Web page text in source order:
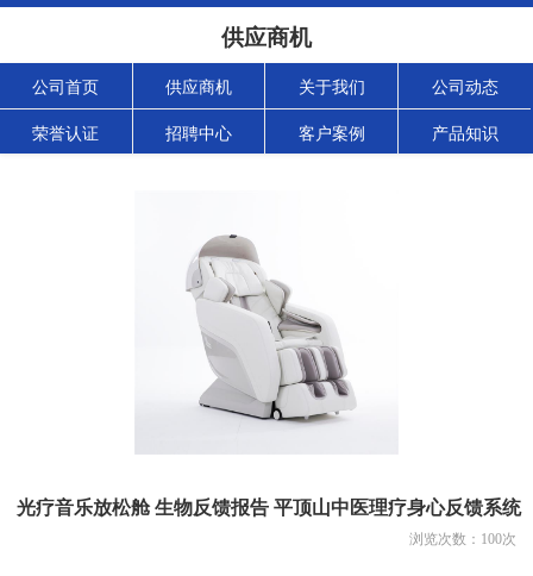
供应商机
公司首页 供应商机 关于我们 公司动态
荣誉认证 招聘中心 客户案例 产品知识
光疗音乐放松舱 生物反馈报告 平顶山中医理疗身心反馈系统
浏览次数： 100次